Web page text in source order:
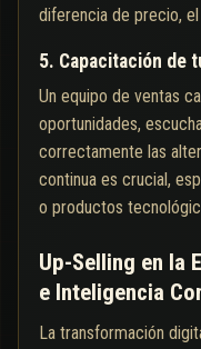
diferencia de precio,
5. Capacitación de
Un equipo de ventas
oportunidades,
correctamente las
continua es crucial,
o productos
Up-Selling en la
e Inteligencia
La transformación